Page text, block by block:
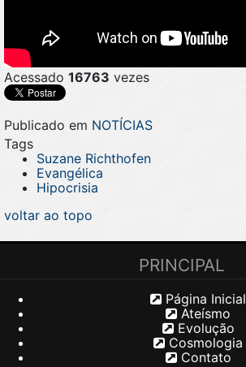
Acessado 16763 vezes
Publicado em NOTÍCIAS
Tags
Suzane Richthofen
Evangélica
Hipocrisia
voltar ao topo
PRINCIPAL
Página Inicial
Ateísmo
Evolução
Cosmologia
Contato